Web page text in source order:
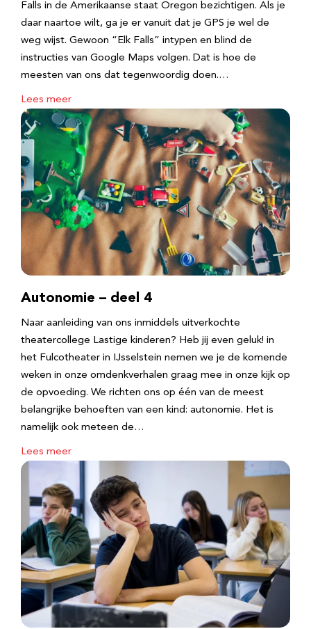
Falls in de Amerikaanse staat Oregon bezichtigen. Als je
daar naartoe wilt, ga je er vanuit dat je GPS je wel de
weg wijst. Gewoon “Elk Falls” intypen en blind de
instructies van Google Maps volgen. Dat is hoe de
meesten van ons dat tegenwoordig doen.…
Lees meer
Autonomie – deel 4
Naar aanleiding van ons inmiddels uitverkochte
theatercollege Lastige kinderen? Heb jij even geluk! in
het Fulcotheater in IJsselstein nemen we je de komende
weken in onze omdenkverhalen graag mee in onze kijk op
de opvoeding. We richten ons op één van de meest
belangrijke behoeften van een kind: autonomie. Het is
namelijk ook meteen de…
Lees meer